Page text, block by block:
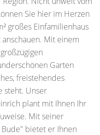
Sie hier im Herzen
großes Einfamilienhaus
Mit einem
Garten
freistehendes
steht. Unser
plant mit Ihnen Ihr
Mit seiner
bietet er Ihnen